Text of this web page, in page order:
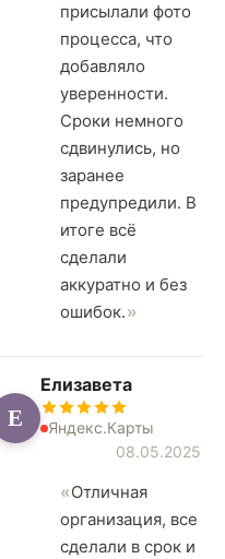
присылали фото
процесса, что
добавляло
уверенности.
Сроки немного
сдвинулись, но
заранее
предупредили. В
итоге всё
сделали
аккуратно и без
ошибок.
Е
Елизавета
Яндекс.Карты
08.05.2025
Отличная
организация, все
сделали в срок и